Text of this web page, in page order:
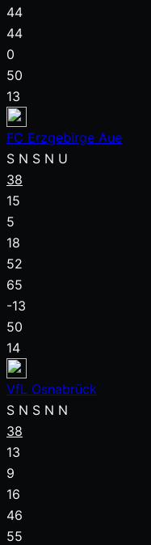
44
44
0
50
13
FC Erzgebirge Aue
S N S N U
38
15
5
18
52
65
-13
50
14
VfL Osnabrück
S N S N N
38
13
9
16
46
55